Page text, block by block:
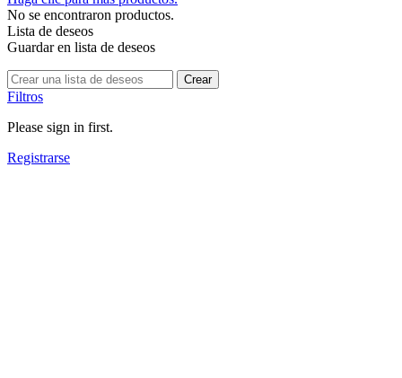
No se encontraron productos.
Lista de deseos
Guardar en lista de deseos
Crear
Filtros
Please sign in first.
Registrarse